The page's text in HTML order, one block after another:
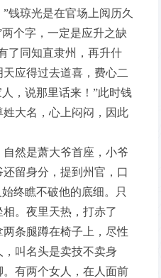
钱琼光是在官场上阅历久
个字，一定是应升之缺
了同知直隶州，再升什
应得过去道喜，费心二
，说那里话来！”此时钱
大名，心上闷闷，因此
然是萧大爷首座，小爷
留身分，提到州官，口
终瞧不破他的底细。只
。夜里天热，打赤了
条腿蹲在椅子上，尽性
叫名头是卖技不卖身
有两个女人，在人面前